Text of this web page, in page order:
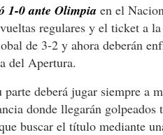
1-0 ante Olimpia en el
regulares y el ticket a
de 3-2 y ahora deberán
del Apertura.
parte deberá jugar siempre a
donde llegarán
buscar el título mediante